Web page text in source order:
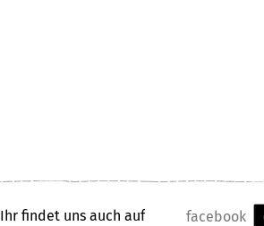
Ihr findet uns auch auf